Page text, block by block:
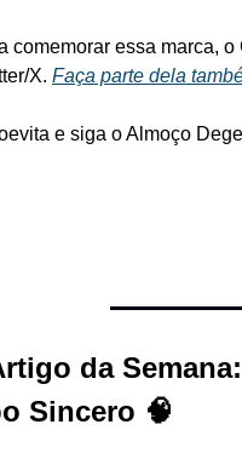
comemorar essa marca,
X. Faça parte dela
e siga o Almoço
da
Sincero 🧠